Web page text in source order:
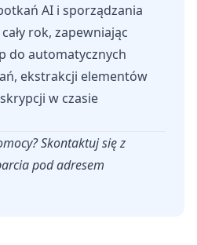
AI i sporządzania
rok, zapewniając
do automatycznych
ekstrakcji elementów
w czasie
Skontaktuj się z
pod adresem